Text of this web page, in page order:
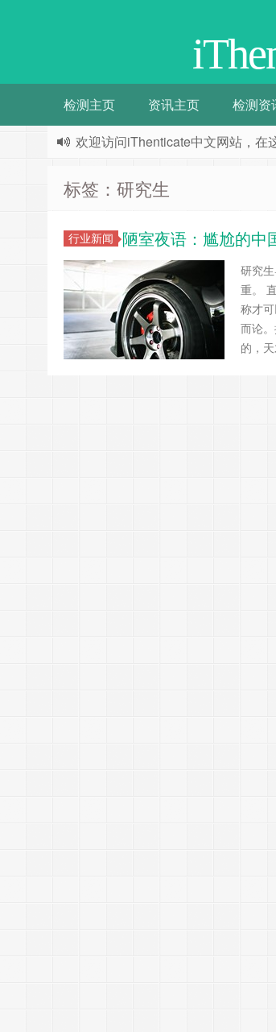
检测主页 资讯主页 检测资
欢迎访问iThenticate中文网站，在
标签：研究生
行业新闻 陋室夜语：尴尬的中
研究
重。
称才
而论
的，